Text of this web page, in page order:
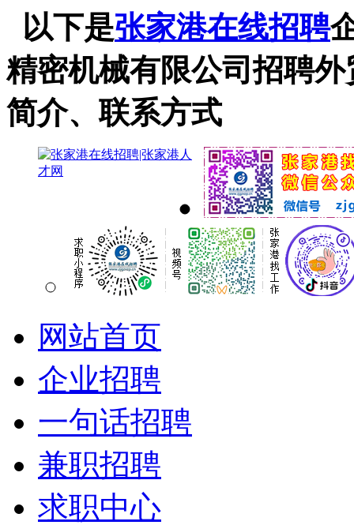
以下是张家港在线招聘
精密机械有限公司招聘
简介、联系方式
网站首页
企业招聘
一句话招聘
兼职招聘
求职中心